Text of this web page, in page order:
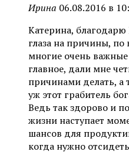
Ирина 06.08.2016 в
Катерина, благодарю
глаза на причины,
многие очень
главное, дали мне
причинами делать, а
уж этот грабитель
Ведь так здорово и
жизни наступает
шансов для
когда нужно